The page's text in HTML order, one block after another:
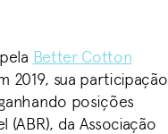
Better Cotton
2019, sua participação
posições
(ABR), da Associação